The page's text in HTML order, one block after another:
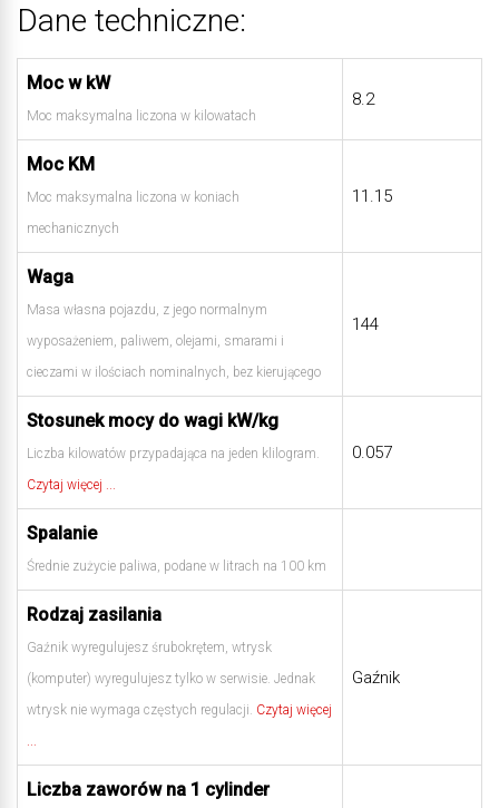
Dane techniczne:
Moc w kW
Moc maksymalna liczona w kilowatach
8.2
Moc KM
Moc maksymalna liczona w koniach
mechanicznych
11.15
Waga
Masa własna pojazdu, z jego normalnym
wyposażeniem, paliwem, olejami, smarami i
cieczami w ilościach nominalnych, bez kierującego
144
Stosunek mocy do wagi kW/kg
Liczba kilowatów przypadająca na jeden klilogram.
Czytaj więcej ...
0.057
Spalanie
Średnie zużycie paliwa, podane w litrach na 100 km
Rodzaj zasilania
Gaźnik wyregulujesz śrubokrętem, wtrysk
(komputer) wyregulujesz tylko w serwisie. Jednak
wtrysk nie wymaga częstych regulacji. Czytaj więcej
Gaźnik
Liczba zaworów na 1 cylinder